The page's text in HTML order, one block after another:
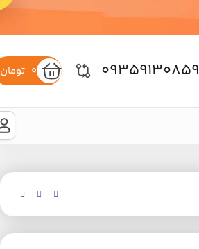
09359130859
0 تومان